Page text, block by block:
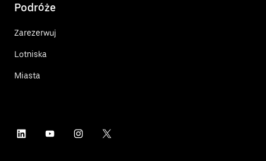
Podróże
Zarezerwuj
Lotniska
Miasta